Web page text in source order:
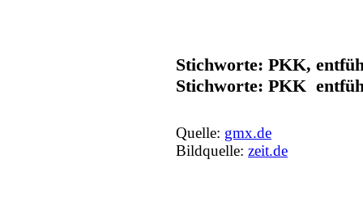
Stichworte: PKK,
Stichworte: PKK
Quelle: gmx.de
Bildquelle: zeit.de